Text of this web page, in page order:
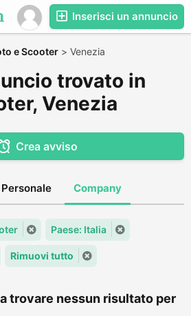
Inserisci un annuncio
e Scooter > Venezia
trovato in
Venezia
Crea avviso
Personale Company
Paese: Italia
Rimuovi tutto
trovare nessun risultato per